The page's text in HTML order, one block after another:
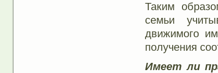
Таким
семьи
движимого
получения
Имеет ли